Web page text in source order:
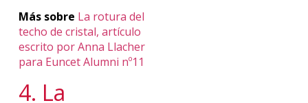
Más sobre La rotura del
techo de cristal, artículo
escrito por Anna Llacher
para Euncet Alumni nº11
4. La